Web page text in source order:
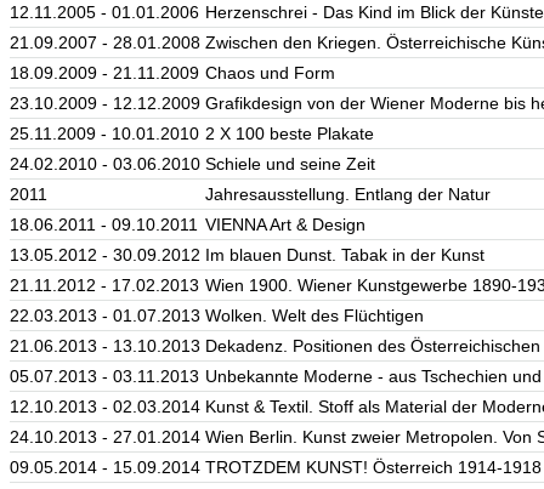
12.11.2005 - 01.01.2006 Herzenschrei - Das Kind im Blick der Künste
21.09.2007 - 28.01.2008 Zwischen den Kriegen. Österreichische
18.09.2009 - 21.11.2009 Chaos und Form
23.10.2009 - 12.12.2009 Grafikdesign von der Wiener Moderne bis
25.11.2009 - 10.01.2010 2 X 100 beste Plakate
24.02.2010 - 03.06.2010 Schiele und seine Zeit
2011
Jahresausstellung. Entlang der Natur
18.06.2011 - 09.10.2011 VIENNA Art & Design
13.05.2012 - 30.09.2012 Im blauen Dunst. Tabak in der Kunst
21.11.2012 - 17.02.2013 Wien 1900. Wiener Kunstgewerbe 1890-
22.03.2013 - 01.07.2013 Wolken. Welt des Flüchtigen
21.06.2013 - 13.10.2013 Dekadenz. Positionen des
05.07.2013 - 03.11.2013 Unbekannte Moderne - aus Tschechien
12.10.2013 - 02.03.2014 Kunst & Textil. Stoff als Material der
24.10.2013 - 27.01.2014 Wien Berlin. Kunst zweier Metropolen. Von
09.05.2014 - 15.09.2014 TROTZDEM KUNST! Österreich 1914-1918